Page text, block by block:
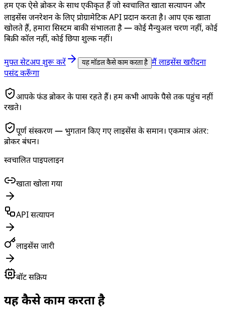
हम एक ऐसे ब्रोकर के साथ एकीकृत हैं जो स्वचालित खाता सत्यापन और
लाइसेंस जनरेशन के लिए प्रोग्रामेटिक API प्रदान करता है। आप एक खाता
खोलते हैं, हमारा सिस्टम बाकी संभालता है — कोई मैन्युअल चरण नहीं, कोई
बिक्री कॉल नहीं, कोई छिपा शुल्क नहीं।
मुफ्त सेटअप शुरू करें यह मॉडल कैसे काम करता है मैं लाइसेंस खरीदना
पसंद करूँगा
आपके फंड ब्रोकर के पास रहते हैं। हम कभी आपके पैसे तक पहुंच नहीं
रखते।
पूर्ण संस्करण — भुगतान किए गए लाइसेंस के समान। एकमात्र अंतर:
ब्रोकर बंधन।
स्वचालित पाइपलाइन
खाता खोला गया
API सत्यापन
लाइसेंस जारी
बॉट सक्रिय
यह कैसे काम करता है